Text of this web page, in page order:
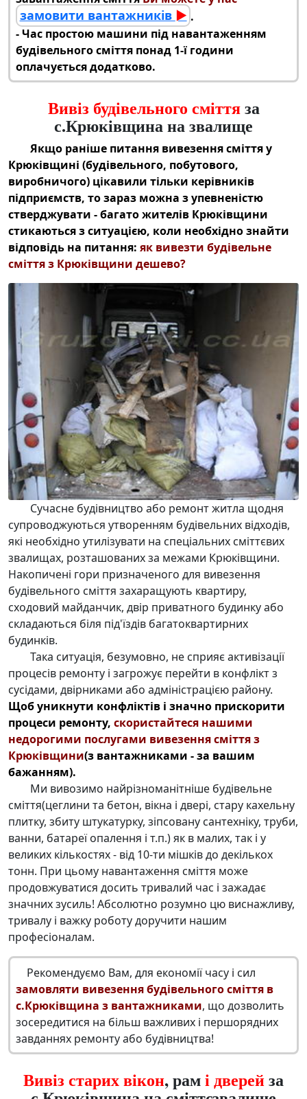
замовити вантажників ► .
‑ Час простою машини під навантаженням
будівельного сміття понад 1-ї години
оплачується додатково.
Вивіз будівельного сміттяза
с.Крюківщина на звалище
Якщо раніше питання вивезення сміття у
Крюківщині (будівельного, побутового,
виробничого) цікавили тільки керівників
підприємств, то зараз можна з упевненістю
стверджувати - багато жителів Крюківщини
стикаються з ситуацією, коли необхідно знайти
відповідь на питання: як вивезти будівельне
сміття з Крюківщини дешево?
Сучасне будівництво або ремонт житла щодня
супроводжуються утворенням будівельних відходів,
які необхідно утилізувати на спеціальних сміттєвих
звалищах, розташованих за межами Крюківщини.
Накопичені гори призначеного для вивезення
будівельного сміття захаращують квартиру,
сходовий майданчик, двір приватного будинку або
складаються біля під'їздів багатоквартирних
будинків.
Така ситуація, безумовно, не сприяє активізації
процесів ремонту і загрожує перейти в конфлікт з
сусідами, двірниками або адміністрацією району.
Щоб уникнути конфліктів і значно прискорити
процеси ремонту, скористайтеся нашими
недорогими послугами вивезення сміття з
Крюківщини(з вантажниками - за вашим
бажанням).
Ми вивозимо найрізноманітніше будівельне
сміття(цеглини та бетон, вікна і двері, стару кахельну
плитку, збиту штукатурку, зіпсовану сантехніку, труби,
ванни, батареї опалення і т.п.) як в малих, так і у
великих кількостях - від 10-ти мішків до декількох
тонн. При цьому навантаження сміття може
продовжуватися досить тривалий час і зажадає
значних зусиль! Абсолютно розумно цю виснажливу,
тривалу і важку роботу доручити нашим
професіоналам.
Рекомендуємо Вам, для економії часу і сил
замовляти вивезення будівельного сміття в
с.Крюківщина з вантажниками, що дозволить
зосередитися на більш важливих і першорядних
завданнях ремонту або будівництва!
Вивіз старих вікон, рамі дверейза